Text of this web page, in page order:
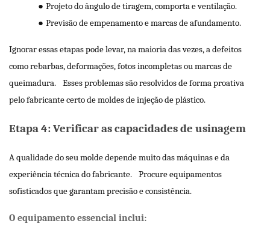
● Projeto do ângulo de tiragem, comporta e ventilação.
● Previsão de empenamento e marcas de afundamento.
Ignorar essas etapas pode levar, na maioria das vezes, a defeitos
como rebarbas, deformações, fotos incompletas ou marcas de
queimadura.
Esses problemas são resolvidos de forma proativa
pelo fabricante certo de moldes de injeção de plástico.
Etapa 4: Verificar as capacidades de usinagem
A qualidade do seu molde depende muito das máquinas e da
experiência técnica do fabricante.
Procure equipamentos
sofisticados que garantam precisão e consistência.
O equipamento essencial inclui: